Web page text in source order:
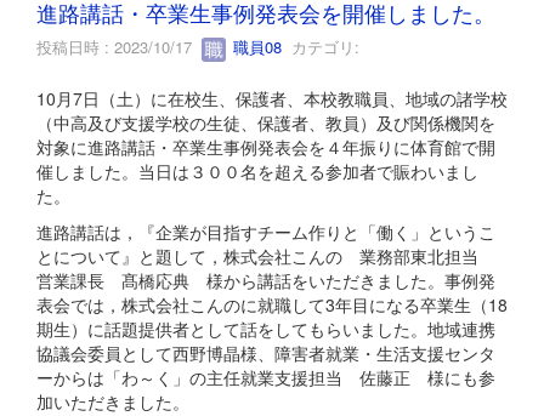
進路講話・卒業生事例発表会を開催しました。
投稿日時 : 2023/10/17 職員08 カテゴリ:
10月7日（土）に在校生、保護者、本校教職員、地域の諸学校
（中高及び支援学校の生徒、保護者、教員）及び関係機関を
対象に進路講話・卒業生事例発表会を４年振りに体育館で開
催しました。当日は３００名を超える参加者で賑わいまし
た。
進路講話は，『企業が目指すチーム作りと「働く」というこ
とについて』と題して，株式会社こんの 業務部東北担当
営業課長 髙橋応典 様から講話をいただきました。事例発
表会では，株式会社こんのに就職して3年目になる卒業生（18
期生）に話題提供者として話をしてもらいました。地域連携
協議会委員として西野博晶様、障害者就業・生活支援センタ
ーからは「わ～く」の主任就業支援担当 佐藤正 様にも参
加いただきました。